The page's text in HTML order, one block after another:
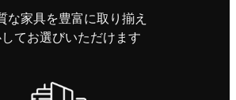
な家具を豊富に取り揃え
てお選びいただけます